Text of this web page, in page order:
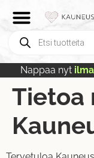
Nappaa nyt
Tietoa